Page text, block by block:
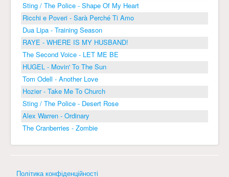
Sting / The Police - Shape Of My Heart
Ricchi e Poveri - Sarà Perché Ti Amo
Dua Lipa - Training Season
RAYE - WHERE IS MY HUSBAND!
The Second Voice - LET ME BE
HUGEL - Movin' To The Sun
Tom Odell - Another Love
Hozier - Take Me To Church
Sting / The Police - Desert Rose
Alex Warren - Ordinary
The Cranberries - Zombie
Політика конфіденційності